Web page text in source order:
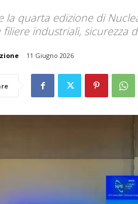
la quarta edizione di
filiere industriali,
11 Giugno 2026